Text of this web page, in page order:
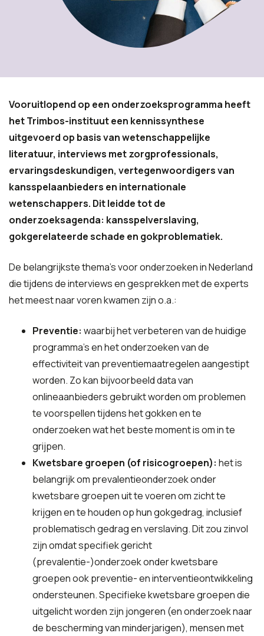
Vooruitlopend op een onderzoeksprogramma heeft
het Trimbos-instituut een kennissynthese
uitgevoerd op basis van wetenschappelijke
literatuur, interviews met zorgprofessionals,
ervaringsdeskundigen, vertegenwoordigers van
kansspelaanbieders en internationale
wetenschappers. Dit leidde tot de
onderzoeksagenda: kansspelverslaving,
gokgerelateerde schade en gokproblematiek.
De belangrijkste thema’s voor onderzoeken in Nederland
die tijdens de interviews en gesprekken met de experts
het meest naar voren kwamen zijn o.a.:
Preventie: waarbij het verbeteren van de huidige
programma’s en het onderzoeken van de
effectiviteit van preventiemaatregelen aangestipt
worden. Zo kan bijvoorbeeld data van
onlineaanbieders gebruikt worden om problemen
te voorspellen tijdens het gokken en te
onderzoeken wat het beste moment is om in te
grijpen.
Kwetsbare groepen (of risicogroepen): het is
belangrijk om prevalentieonderzoek onder
kwetsbare groepen uit te voeren om zicht te
krijgen en te houden op hun gokgedrag, inclusief
problematisch gedrag en verslaving. Dit zou zinvol
zijn omdat specifiek gericht
(prevalentie-)onderzoek onder kwetsbare
groepen ook preventie- en interventieontwikkeling
ondersteunen. Specifieke kwetsbare groepen die
uitgelicht worden zijn jongeren (en onderzoek naar
de bescherming van minderjarigen), mensen met